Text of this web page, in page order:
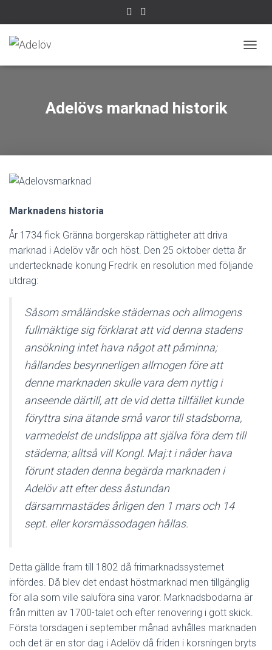
L
A
Adelövs marknad historik
Marknadens historia
År 1734 fick Gränna borgerskap rättigheter att driva
marknad i Adelöv vår och höst. Den 25 oktober detta år
undertecknade konung Fredrik en resolution med följande
utdrag:
Såsom småländske städernas och allmogens
fullmäktige sig förklarat att vid denna stadens
ansökning intet hava något att påminna;
hållandes besynnerligen allmogen före att
denne marknaden skulle vara dem nyttig i
anseende därtill, att de vid detta tillfället kunde
föryttra sina ätande små varor till stadsborna,
varmedelst de undslippa att själva föra dem till
städerna; alltså vill Kongl. Maj:t i nåder hava
förunt staden denna begärda marknaden i
Adelöv att efter dess åstundan
därsammastädes årligen den 1 mars och 14
sept. eller korsmässodagen hållas.
Detta gällde fram till 1802 då frimarknadssystemet
infördes. Då blev det endast höstmarknad men tillgänglig
för alla som ville saluföra sina varor. Marknadsbodarna är
från mitten av 1700-talet och efter renovering i gott skick.
Första torsdagen i september månad avhålles marknaden
och det är en stor dag i Adelöv då friden i korsningen bryts